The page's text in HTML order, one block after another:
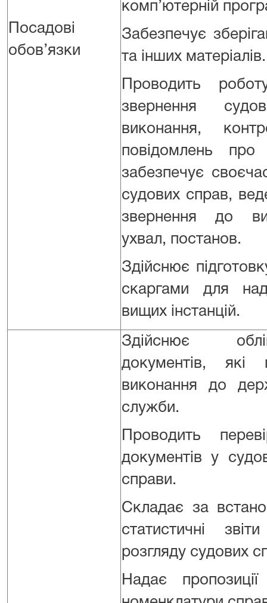
Посадові
обов’язки
комп’ютерній
Забезпечує
та інших матеріалів.
Проводить
звернення
виконання,
повідомлень
забезпечує
судових справ,
звернення до
ухвал, постанов.
Здійснює
скаргами для
вищих інстанцій.
Здійснює
документів, які
виконання до
служби.
Проводить
документів у
справи.
Складає за
статистичні
розгляду судових
Надає